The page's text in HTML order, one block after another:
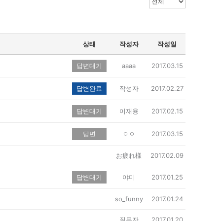
상태 작성자 작성일
답변대기 aaaa 2017.03.15
답변완료 작성자 2017.02.27
답변대기 이재용 2017.02.15
답변 ㅇㅇ 2017.03.15
お疲れ様 2017.02.09
답변대기 야미 2017.01.25
so_funny 2017.01.24